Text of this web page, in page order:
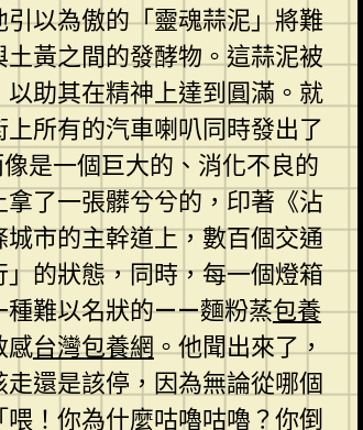
以為傲的「靈魂蒜泥」將難
黃之間的發酵物。這蒜泥被
助其在精神上達到圓滿。就
所有的汽車喇叭同時發出了
是一個巨大的、消化不良的
了一張髒兮兮的，印著《沾
市的主幹道上，數百個交通
的狀態，同時，每一個燈箱
種難以名狀的——麵粉蒸包養
感台灣包養網。他聞出來了，
還是該停，因為無論從哪個
！你為什麼咕嚕咕嚕？你倒